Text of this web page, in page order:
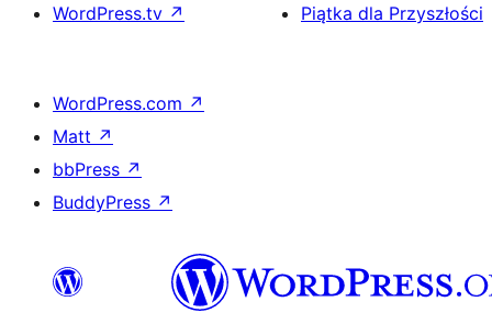
WordPress.tv ↗
Piątka dla Przyszłości
WordPress.com ↗
Matt ↗
bbPress ↗
BuddyPress ↗